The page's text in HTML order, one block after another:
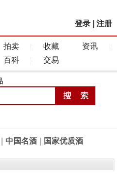
登录 注册
拍卖 收藏
资讯
百科 交易
中国名酒 国家优质酒